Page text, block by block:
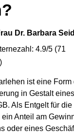
Dr. Barbara
4.9/5 (71
)
ist eine Form
in Gestalt
Als Entgelt für
Anteil am
oder eines